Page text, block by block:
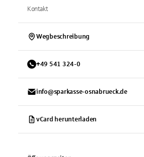
Kontakt
Wegbeschreibung
+49 541 324-0
info@sparkasse-osnabrueck.de
vCard herunterladen